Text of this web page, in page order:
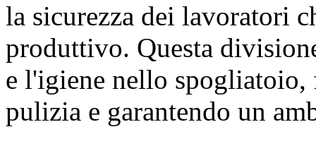
la sicurezza dei lavoratori
produttivo. Questa
e l'igiene nello
pulizia e garantendo un